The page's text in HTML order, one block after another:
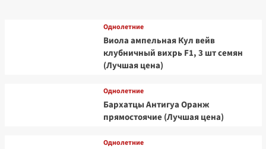
Однолетние
Виола ампельная Кул вейв
клубничный вихрь F1, 3 шт семян
(Лучшая цена)
Однолетние
Бархатцы Антигуа Оранж
прямостоячие (Лучшая цена)
Однолетние